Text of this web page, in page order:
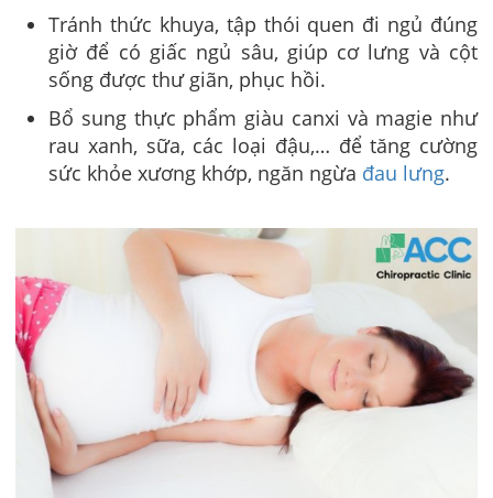
Tránh thức khuya, tập thói quen đi ngủ đúng
giờ để có giấc ngủ sâu, giúp cơ lưng và cột
sống được thư giãn, phục hồi.
Bổ sung thực phẩm giàu canxi và magie như
rau xanh, sữa, các loại đậu,… để tăng cường
sức khỏe xương khớp, ngăn ngừa đau lưng.